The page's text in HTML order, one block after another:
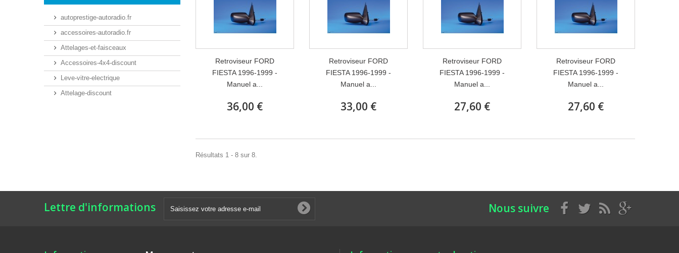
autoprestige-autoradio.fr
accessoires-autoradio.fr
Attelages-et-faisceaux
Accessoires-4x4-discount
Leve-vitre-electrique
Attelage-discount
Retroviseur FORD
FIESTA 1996-1999 -
Manuel a...
36,00 €
Retroviseur FORD
FIESTA 1996-1999 -
Manuel a...
33,00 €
Retroviseur FORD
FIESTA 1996-1999 -
Manuel a...
27,60 €
Retroviseur FORD
FIESTA 1996-1999 -
Manuel a...
27,60 €
Résultats 1 - 8 sur 8.
Lettre d'informations Nous suivre